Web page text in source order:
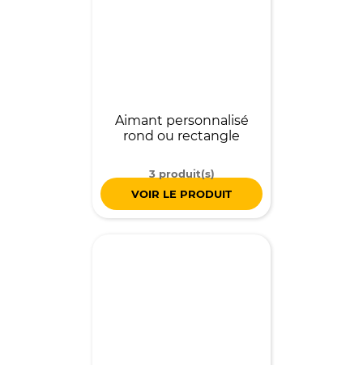
Aimant personnalisé
rond ou rectangle
3 produit(s)
VOIR LE PRODUIT